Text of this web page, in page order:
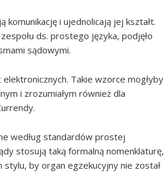
i ujednolicają jej kształt.
ds. prostego języka, podjęło
sądowymi.
Takie wzorce mogłyby
i zrozumiałym również dla
według standardów prostej
stosują taką formalną nomenklaturę,
by organ egzekucyjny nie został